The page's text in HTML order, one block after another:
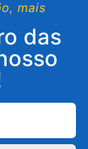
mais
das